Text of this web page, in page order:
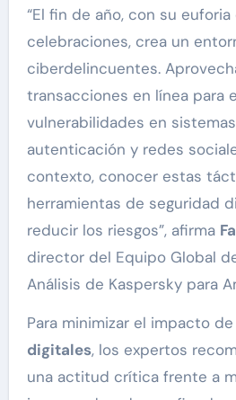
“El fin de año, con su
celebraciones, crea un
ciberdelincuentes.
transacciones en línea para
vulnerabilidades en
autenticación y redes
contexto, conocer estas
herramientas de seguridad
reducir los riesgos”, afirma
director del Equipo Global
Análisis de Kaspersky para
Para minimizar el impacto
digitales, los expertos
una actitud crítica frente a